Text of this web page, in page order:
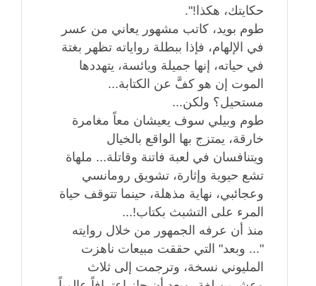
حكايتك، هكذا!".
طوم بويد، كاتب مشهور يعاني من عسر
في الإلهام، فإذا ببطلة رواياته تظهر بغتة
في حياته، إنها جميلة ويائسة، يتهددها
الموت إن هو كفَّ عن الكتابة...
مستحيل؟ ولكن...
طوم وبيلي سوف يعيشان معاً مغامرة
خارقة، يمتزج بها الواقع بالخيال
ويتنافسان في لعبة فاتنة وقاتلة... ملهاة
تشع حيوية وإثارة، تشويق رومانسي
وعجائبي، نهاية مذهلة، حينما تتوقف حياة
المرء على التشبث بكتاب!...
منذ أن عرفه الجمهور من خلال روايته
"... وبعد" التي حققت مبيعات ناهزت
المليوني نسخة، وترجمت إلى ثلاث